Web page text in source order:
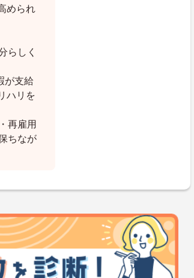
められ
らしく
が支給
ハリを
再雇用
ちなが